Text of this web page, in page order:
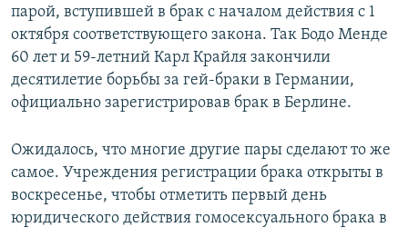
парой, вступившей в брак с началом действия с 1
октября соответствующего закона. Так Бодо Менде
60 лет и 59-летний Карл Крайля закончили
десятилетие борьбы за гей-браки в Германии,
официально зарегистрировав брак в Берлине.
Ожидалось, что многие другие пары сделают то же
самое. Учреждения регистрации брака открыты в
воскресенье, чтобы отметить первый день
юридического действия гомосексуального брака в